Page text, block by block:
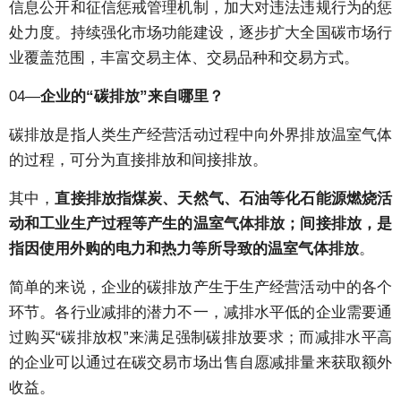
信息公开和征信惩戒管理机制，加大对违法违规行为的惩
处力度。持续强化市场功能建设，逐步扩大全国碳市场行
业覆盖范围，丰富交易主体、交易品种和交易方式。
04—企业的“碳排放”来自哪里？
碳排放是指人类生产经营活动过程中向外界排放温室气体
的过程，可分为直接排放和间接排放。
其中，直接排放指煤炭、天然气、石油等化石能源燃烧活
动和工业生产过程等产生的温室气体排放；间接排放，是
指因使用外购的电力和热力等所导致的温室气体排放。
简单的来说，企业的碳排放产生于生产经营活动中的各个
环节。各行业减排的潜力不一，减排水平低的企业需要通
过购买“碳排放权”来满足强制碳排放要求；而减排水平高
的企业可以通过在碳交易市场出售自愿减排量来获取额外
收益。